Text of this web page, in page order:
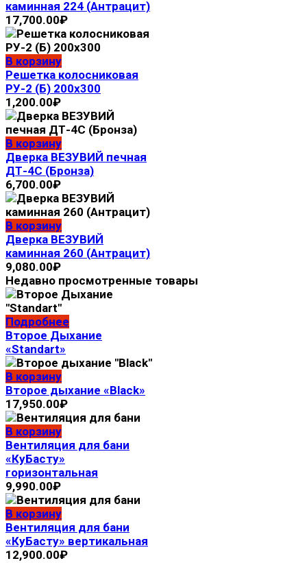
каминная 224 (Антрацит)
17,700.00₽
В корзину
Решетка колосниковая
РУ-2 (Б) 200х300
1,200.00₽
В корзину
Дверка ВЕЗУВИЙ печная
ДТ-4С (Бронза)
6,700.00₽
В корзину
Дверка ВЕЗУВИЙ
каминная 260 (Антрацит)
9,080.00₽
Недавно просмотренные товары
Подробнее
Второе Дыхание
«Standart»
В корзину
Второе дыхание «Black»
17,950.00₽
В корзину
Вентиляция для бани
«КуБасту»
горизонтальная
9,990.00₽
В корзину
Вентиляция для бани
«КуБасту» вертикальная
12,900.00₽